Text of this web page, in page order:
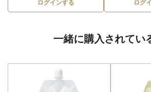
ログインする ログ
一緒に購入されてい